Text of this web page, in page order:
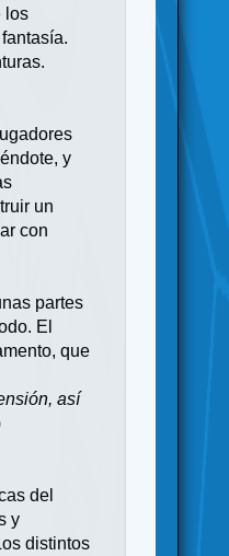
los
y
un
con
partes
El
que
así
del
y
distintos